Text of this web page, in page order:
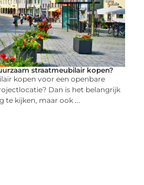
straatmeubilair kopen?
kopen voor een openbare
Dan is het belangrijk
kijken, maar ook ...